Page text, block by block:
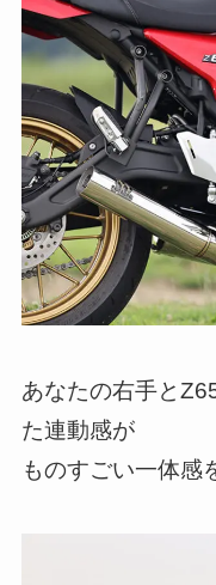
あなたの右手と
た連動感が
ものすごい一体感